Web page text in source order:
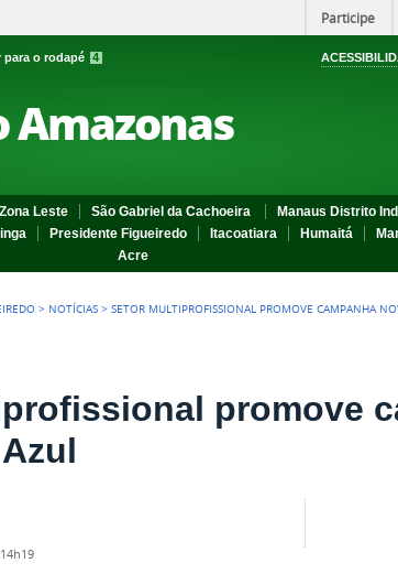
Participe
para o rodapé 4
Leste São Gabriel da Cachoeira
Manaus Distrito
Presidente Figueiredo Itacoatiara Humaitá
Acre
> NOTÍCIAS >SETOR MULTIPROFISSIONAL PROMOVE CAMPANHA
promove